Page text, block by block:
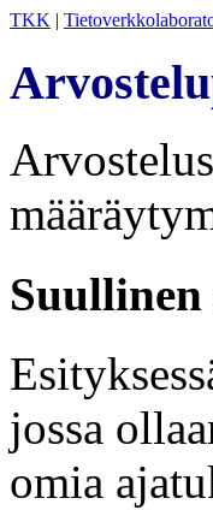
TKK |
Suullinen
jossa
omia